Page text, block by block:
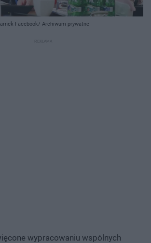
Facebook/ Archiwum prywatne
wypracowaniu wspólnych